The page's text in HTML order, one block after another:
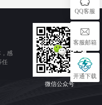
感
任
微信公众号
QQ客服
客服邮箱
开通下载